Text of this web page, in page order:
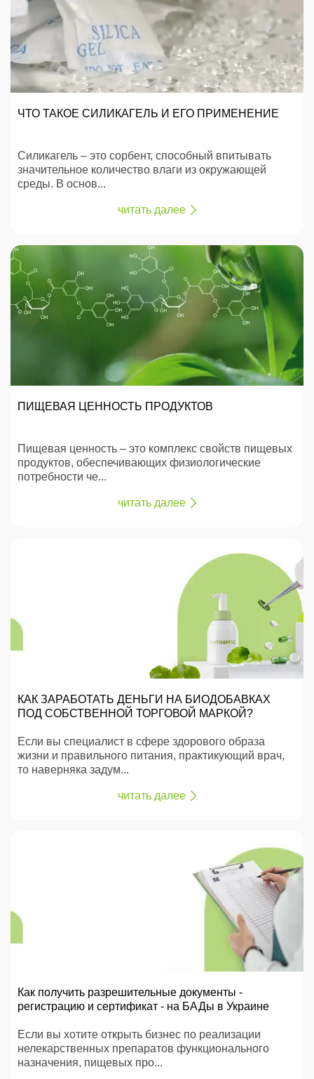
ЧТО ТАКОЕ СИЛИКАГЕЛЬ И ЕГО ПРИМЕНЕНИЕ
Силикагель – это сорбент, способный впитывать
значительное количество влаги из окружающей
среды. В основ...
читать далее
ПИЩЕВАЯ ЦЕННОСТЬ ПРОДУКТОВ
Пищевая ценность – это комплекс свойств пищевых
продуктов, обеспечивающих физиологические
потребности че...
читать далее
КАК ЗАРАБОТАТЬ ДЕНЬГИ НА БИОДОБАВКАХ
ПОД СОБСТВЕННОЙ ТОРГОВОЙ МАРКОЙ?
Если вы специалист в сфере здорового образа
жизни и правильного питания, практикующий врач,
то наверняка задум...
читать далее
Как получить разрешительные документы -
регистрацию и сертификат - на БАДы в Украине
Если вы хотите открыть бизнес по реализации
нелекарственных препаратов функционального
назначения, пищевых про...